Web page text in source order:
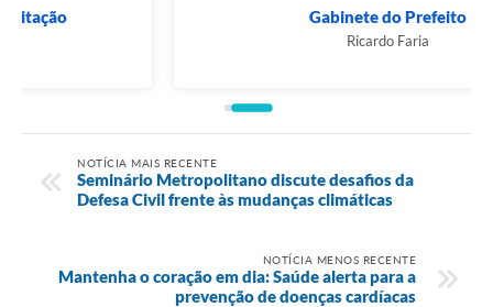
Gabinete do Prefeito
NOTÍCIA MAIS RECENTE
Seminário Metropolitano discute desafios da
Defesa Civil frente às mudanças climáticas
NOTÍCIA MENOS RECENTE
Mantenha o coração em dia: Saúde alerta para a
prevenção de doenças cardíacas